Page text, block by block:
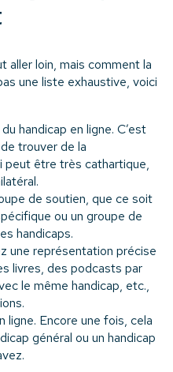
aller loin, mais comment la
une liste exhaustive, voici
handicap en ligne. C’est
trouver de la
peut être très cathartique,
de soutien, que ce soit
ou un groupe de
handicaps.
une représentation précise
livres, des podcasts par
le même handicap, etc.,
ligne. Encore une fois, cela
général ou un handicap